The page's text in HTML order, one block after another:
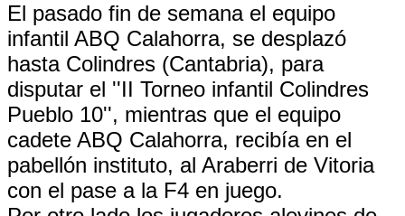
El pasado fin de semana el equipo
infantil ABQ Calahorra, se desplazó
hasta Colindres (Cantabria), para
disputar el ''II Torneo infantil Colindres
Pueblo 10'', mientras que el equipo
cadete ABQ Calahorra, recibía en el
pabellón instituto, al Araberri de Vitoria
con el pase a la F4 en juego.